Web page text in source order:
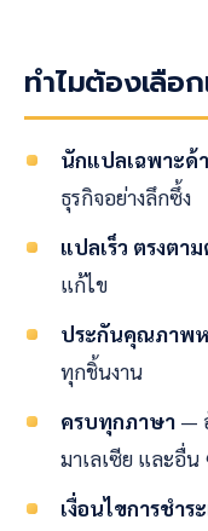
ทำไมต้องเลือ
นักแปลเฉพาะด้
ธุรกิจอย่างลึกซึ้ง
แปลเร็ว ตรงตา
แก้ไข
ประกันคุณภาพ
ทุกชิ้นงาน
ครบทุกภาษา —
มาเลเซีย และอื่น
เงื่อนไขการชำร